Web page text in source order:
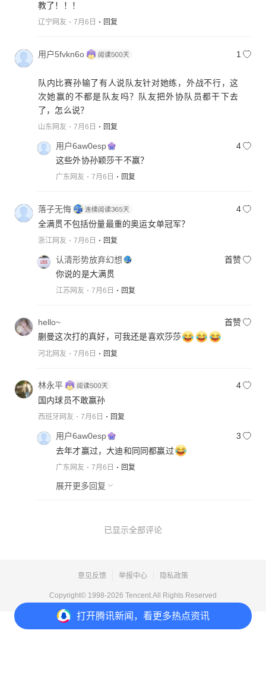
打开腾讯新闻，看更多热点资讯
教了！！！
辽宁网友 7月6日 回复
用户5fvkn6o 1
队内比赛孙输了有人说队友针对她练，外战不行，这
次她赢的不都是队友吗？队友把外协队员都干下去
了，怎么说？
山东网友 7月6日 回复
用户6aw0esp
4
这些外协孙颖莎干不赢？
广东网友 7月6日 回复
落子无悔
4
全满贯不包括份量最重的奥运女单冠军？
浙江网友 7月6日 回复
认清形势放弃幻想
首赞
你说的是大满贯
江苏网友 7月6日 回复
hello~
首赞
蒯曼这次打的真好，可我还是喜欢莎莎
河北网友 7月6日 回复
林永平
4
国内球员不敢赢孙
西班牙网友 7月6日 回复
用户6aw0esp
3
去年才赢过，大迪和同同都赢过
广东网友 7月6日 回复
展开更多回复
已显示全部评论
意见反馈 举报中心 隐私政策
Copyright© 1998-2026 Tencent.All Rights Reserved